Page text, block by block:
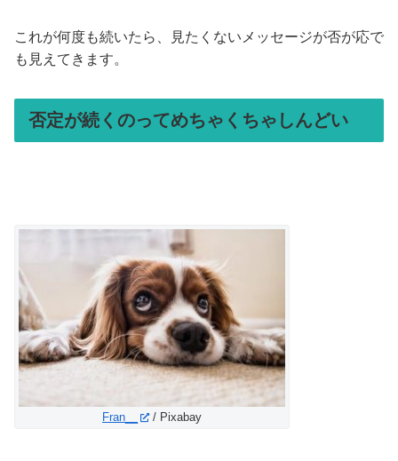
これが何度も続いたら、見たくないメッセージが否が応で
も見えてきます。
否定が続くのってめちゃくちゃしんどい
Fran__ / Pixabay